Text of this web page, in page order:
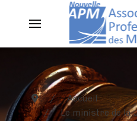
Accueil
Le ministre de la